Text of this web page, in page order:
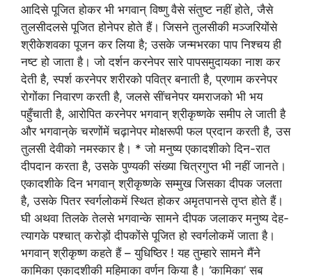
आदिसे पूजित होकर भी भगवान् विष्णु वैसे संतुष्ट नहीं होते, जैसे
तुलसीदलसे पूजित होनेपर होते हैं। जिसने तुलसीकी मञ्जरियोंसे
श्रीकेशवका पूजन कर लिया है; उसके जन्मभरका पाप निश्चय ही
नष्ट हो जाता है। जो दर्शन करनेपर सारे पापसमुदायका नाश कर
देती है, स्पर्श करनेपर शरीरको पवित्र बनाती है, प्रणाम करनेपर
रोगोंका निवारण करती है, जलसे सींचनेपर यमराजको भी भय
पहुँचाती है, आरोपित करनेपर भगवान् श्रीकृष्णके समीप ले जाती है
और भगवान्‌के चरणोंमें चढ़ानेपर मोक्षरूपी फल प्रदान करती है, उस
तुलसी देवीको नमस्कार है। * जो मनुष्य एकादशीको दिन-रात
दीपदान करता है, उसके पुण्यकी संख्या चित्रगुप्त भी नहीं जानते।
एकादशीके दिन भगवान् श्रीकृष्णके सम्मुख जिसका दीपक जलता
है, उसके पितर स्वर्गलोकमें स्थित होकर अमृतपानसे तृप्त होते हैं।
घी अथवा तिलके तेलसे भगवान्के सामने दीपक जलाकर मनुष्य देह-
त्यागके पश्चात् करोड़ों दीपकोंसे पूजित हो स्वर्गलोकमें जाता है।
भगवान् श्रीकृष्ण कहते हैं – युधिष्ठिर ! यह तुम्हारे सामने मैंने
कामिका एकादशीकी महिमाका वर्णन किया है। ‘कामिका’ सब